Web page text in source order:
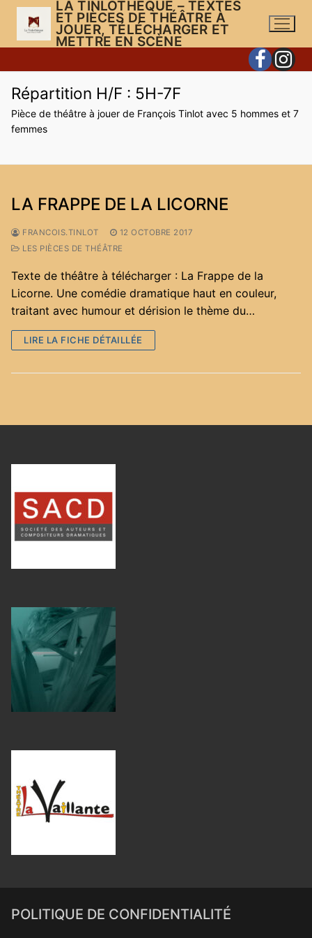
Aller
contenu
LA TINLOTHÈQUE – TEXTES
ET PIÈCES DE THÉÂTRE À
JOUER, TÉLÉCHARGER ET
METTRE EN SCÈNE
Répartition H/F : 5H-7F
Pièce de théâtre à jouer de François Tinlot avec 5 hommes et 7
femmes
LA FRAPPE DE LA LICORNE
FRANCOIS.TINLOT
12 OCTOBRE 2017
LES PIÈCES DE THÉÂTRE
Texte de théâtre à télécharger : La Frappe de la
Licorne. Une comédie dramatique haut en couleur,
traitant avec humour et dérision le thème du…
LIRE LA FICHE DÉTAILLÉE
POLITIQUE DE CONFIDENTIALITÉ